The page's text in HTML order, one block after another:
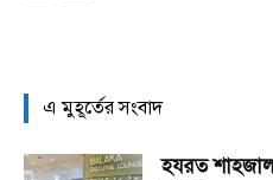
এ মুহূর্তের সংবাদ
হযরত